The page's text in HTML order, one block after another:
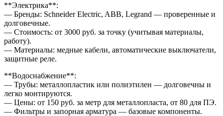
**Электрика**:
— Бренды: Schneider Electric, ABB, Legrand — проверенные и
долговечные.
— Стоимость: от 3000 руб. за точку (учитывая материалы,
работу).
— Материалы: медные кабели, автоматические выключатели,
защитные реле.
**Водоснабжение**:
— Трубы: металлопластик или полиэтилен — долговечны и
легко монтируются.
— Цены: от 150 руб. за метр для металлопласта, от 80 для ПЭ.
— Фильтры и запорная арматура — базовые компоненты.